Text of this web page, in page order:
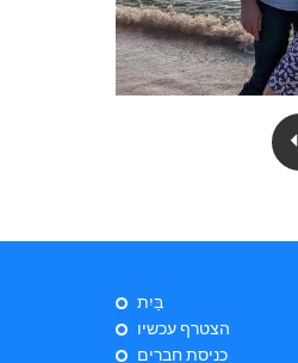
בַּיִת
הצטרף עכשיו
כניסת חברים